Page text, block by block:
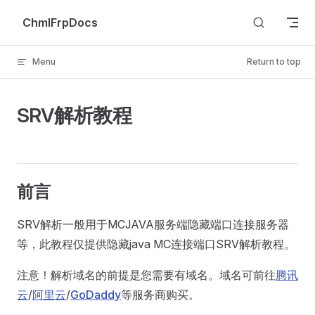
Skip to content
ChmlFrpDocs
Menu Return to top
SRV解析教程
前言
SRV解析一般用于MCJAVA服务端隐藏端口连接服务器
等，此教程仅提供隐藏java MC连接端口SRV解析教程。
注意！解析域名的前提是您需要有域名。域名可前往腾讯
云/阿里云/GoDaddy等服务商购买。